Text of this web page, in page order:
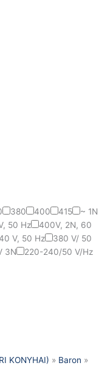
380 400 415
~ 1N
50 Hz
400V, 2N, 60
V, 50 Hz
380 V/ 50
3N
220-240/50 V/Hz
KONYHAI) » Baron »